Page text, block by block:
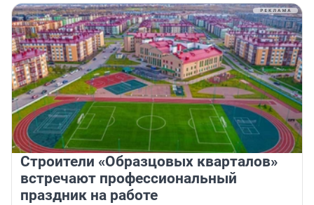
Строители «Образцовых кварталов»
встречают профессиональный
праздник на работе